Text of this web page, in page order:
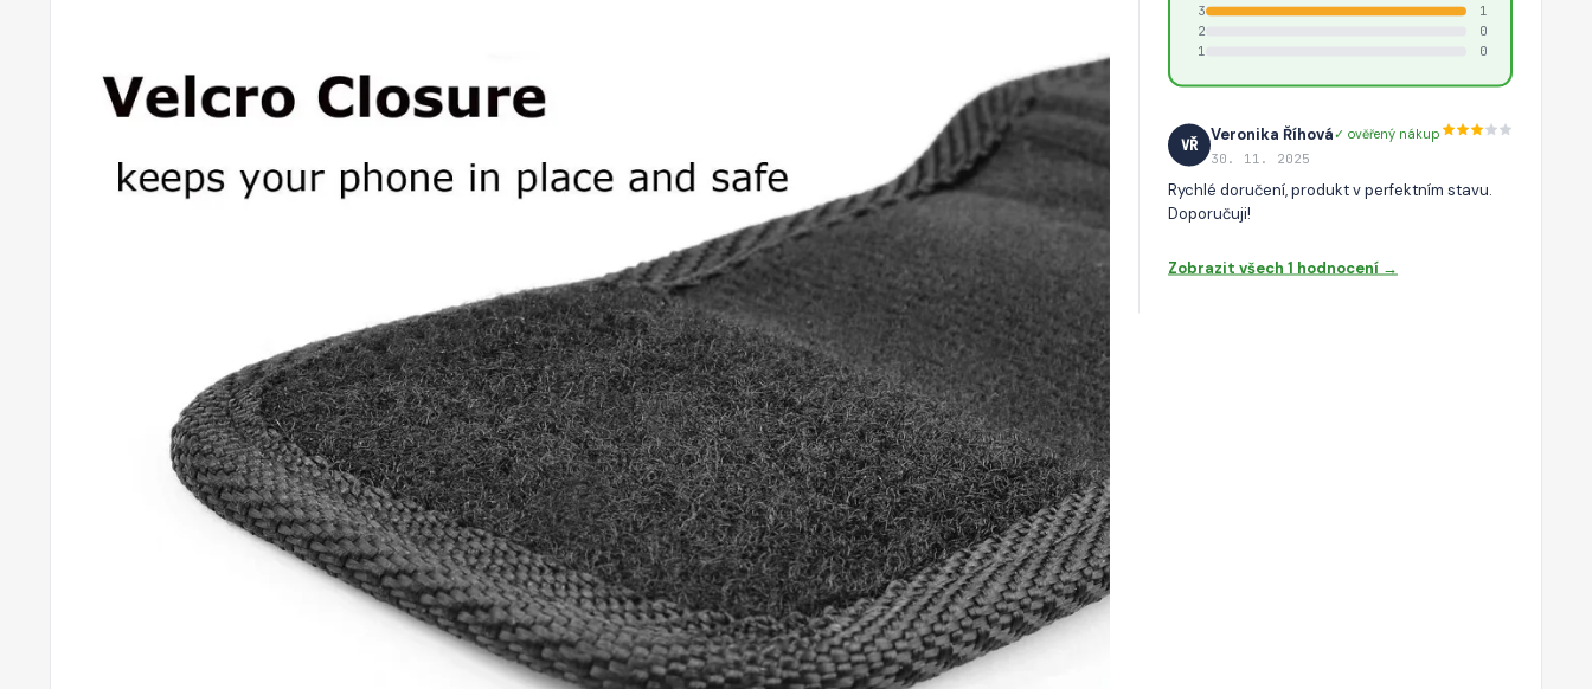
3
1
2
0
1
0
VŘ
Veronika Říhová✓ ověřený nákup
30. 11. 2025
Rychlé doručení, produkt v perfektním stavu.
Doporučuji!
Zobrazit všech 1 hodnocení →